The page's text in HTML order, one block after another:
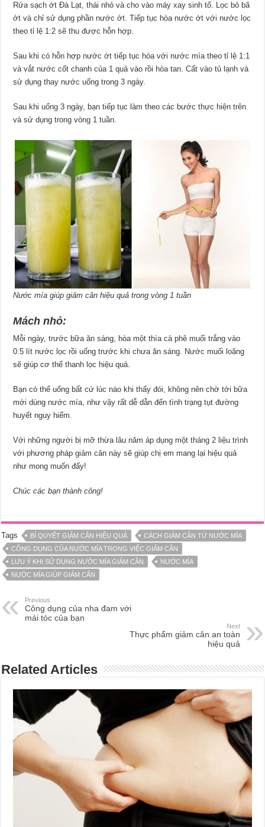
Rửa sạch ớt Đà Lạt, thái nhỏ và cho vào máy xay sinh tố. Lọc bỏ bã
ớt và chỉ sử dụng phần nước ớt. Tiếp tục hòa nước ớt với nước lọc
theo tỉ lệ 1:2 sẽ thu được hỗn hợp.
Sau khi có hỗn hợp nước ớt tiếp tục hòa với nước mía theo tỉ lệ 1:1
và vắt nước cốt chanh của 1 quả vào rồi hòa tan. Cất vào tủ lạnh và
sử dụng thay nước uống trong 3 ngày.
Sau khi uống 3 ngày, bạn tiếp tục làm theo các bước thực hiện trên
và sử dụng trong vòng 1 tuần.
Nước mía giúp giảm cân hiệu quả trong vòng 1 tuần
Mách nhỏ:
Mỗi ngày, trước bữa ăn sáng, hòa một thìa cà phê muối trắng vào
0.5 lít nước lọc rồi uống trước khi chưa ăn sáng. Nước muối loãng
sẽ giúp cơ thể thanh lọc hiệu quả.
Bạn có thể uống bất cứ lúc nào khi thấy đói, không nên chờ tới bữa
mới dùng nước mía, như vậy rất dễ dẫn đến tình trạng tụt đường
huyết nguy hiểm.
Với những người bị mỡ thừa lâu năm áp dụng một tháng 2 liệu trình
với phương pháp giảm cân này sẽ giúp chị em mang lại hiệu quả
như mong muốn đấy!
Chúc các bạn thành công!
Tags BÍ QUYẾT GIẢM CÂN HIỆU QUẢ
CÁCH GIẢM CÂN TỪ NƯỚC MÍA
CÔNG DỤNG CỦA NƯỚC MÍA TRONG VIỆC GIẢM CÂN
LƯU Ý KHI SỬ DỤNG NƯỚC MÍA GIẢM CÂN
NƯỚC MÍA
NƯỚC MÍA GIÚP GIẢM CÂN
Previous
Công dụng của nha đam với
mái tóc của bạn
Next
Thực phẩm giảm cân an toàn
hiệu quả
Related Articles